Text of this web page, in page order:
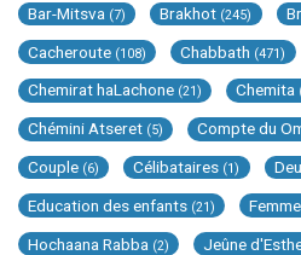
Bar-Mitsva (7) Brakhot (245)
Cacheroute (108) Chabbath (471)
Chemirat haLachone (21) Chemita
Chémini Atseret (5) Compte du
Couple (6) Célibataires (1)
Education des enfants (21)
Hochaana Rabba (2) Jeûne